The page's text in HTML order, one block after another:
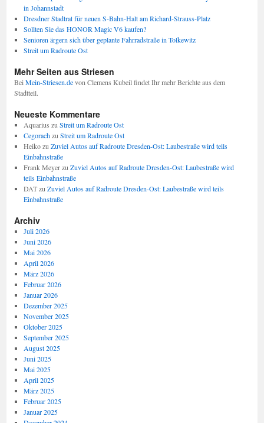
in Johannstadt
Dresdner Stadtrat für neuen S-Bahn-Halt am Richard-Strauss-Platz
Sollten Sie das HONOR Magic V6 kaufen?
Senioren ärgern sich über geplante Fahrradstraße in Tolkewitz
Streit um Radroute Ost
Mehr Seiten aus Striesen
Bei Mein-Striesen.devon Clemens Kubeil findet Ihr mehr Berichte aus dem
Stadtteil.
Neueste Kommentare
Aquarius zu Streit um Radroute Ost
Cegorachzu Streit um Radroute Ost
Heikozu Zuviel Autos auf Radroute Dresden-Ost: Laubestraße wird teils
Einbahnstraße
Frank Meyerzu Zuviel Autos auf Radroute Dresden-Ost: Laubestraße wird
teils Einbahnstraße
DATzu Zuviel Autos auf Radroute Dresden-Ost: Laubestraße wird teils
Einbahnstraße
Archiv
Juli 2026
Juni 2026
Mai 2026
April 2026
März 2026
Februar 2026
Januar 2026
Dezember 2025
November 2025
Oktober 2025
September 2025
August 2025
Juni 2025
Mai 2025
April 2025
März 2025
Februar 2025
Januar 2025